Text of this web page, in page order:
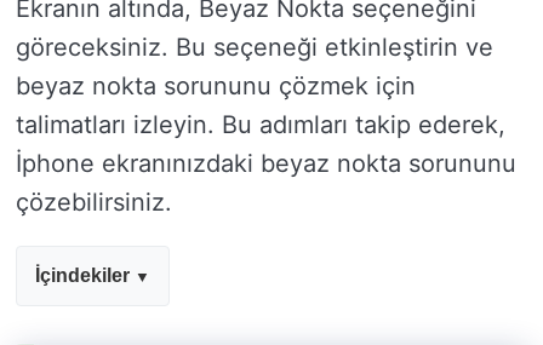
Ekranın altında, Beyaz Nokta seçeneğini
göreceksiniz. Bu seçeneği etkinleştirin ve
beyaz nokta sorununu çözmek için
talimatları izleyin. Bu adımları takip ederek,
İphone ekranınızdaki beyaz nokta sorununu
çözebilirsiniz.
İçindekiler